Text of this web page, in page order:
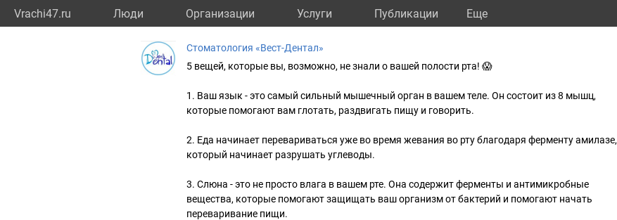
Vrachi47.ru Люди Организации Услуги Публикации Eще
Стоматология «Вест-Дентал»
5 вещей, которые вы, возможно, не знали о вашей полости рта! 😱
1. Ваш язык - это самый сильный мышечный орган в вашем теле. Он состоит из 8 мышц,
которые помогают вам глотать, раздвигать пищу и говорить.
2. Еда начинает перевариваться уже во время жевания во рту благодаря ферменту амилазе,
который начинает разрушать углеводы.
3. Слюна - это не просто влага в вашем рте. Она содержит ферменты и антимикробные
вещества, которые помогают защищать ваш организм от бактерий и помогают начать
переваривание пищи.